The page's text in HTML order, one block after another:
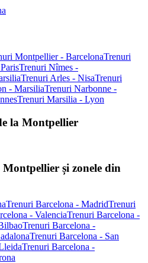
Montpellier - BarcelonaTrenuri
Trenuri Nîmes -
Trenuri Arles - NisaTrenuri
- MarsiliaTrenuri Narbonne -
Trenuri Marsilia - Lyon
la Montpellier
și zonele din
Trenuri Barcelona - MadridTrenuri
- ValenciaTrenuri Barcelona -
Trenuri Barcelona -
Trenuri Barcelona - San
Trenuri Barcelona -